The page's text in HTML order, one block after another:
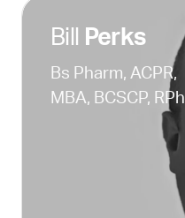
Bill Perks
Bs Pharm, ACPR,
MBA, BCSCP, RPh